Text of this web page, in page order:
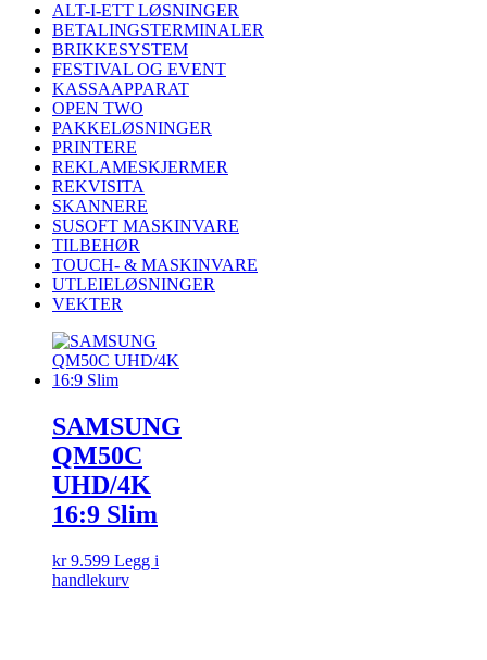
ALT-I-ETT LØSNINGER
BETALINGSTERMINALER
BRIKKESYSTEM
FESTIVAL OG EVENT
KASSAAPPARAT
OPEN TWO
PAKKELØSNINGER
PRINTERE
REKLAMESKJERMER
REKVISITA
SKANNERE
SUSOFT MASKINVARE
TILBEHØR
TOUCH- & MASKINVARE
UTLEIELØSNINGER
VEKTER
SAMSUNG
QM50C
UHD/4K
16:9 Slim
kr9.599 Legg i
handlekurv